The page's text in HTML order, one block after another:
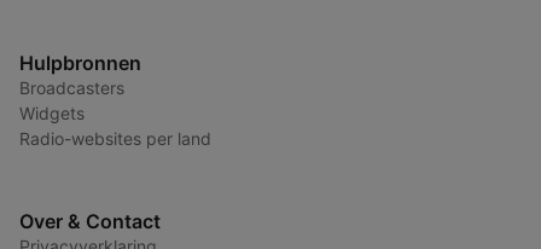
Hulpbronnen
Broadcasters
Widgets
Radio-websites per land
Over & Contact